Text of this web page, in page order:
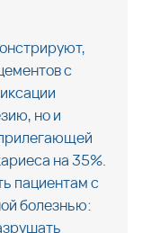
с
но и
на 35%.
пациентам с
болезнью: